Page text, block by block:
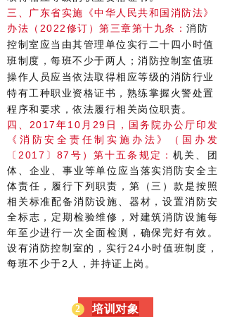
三、广东省实施《中华人民共和国消防法》
办法（2022修订）第三章第十九条： 消防
控制室应当由其管理单位实行二十四小时值
班制度，每班不少于两人；消防控制室值班
操作人员应当依法取得相应等级的消防行业
特有工种职业资格证书，熟练掌握火警处置
程序和要求，依法履行相关岗位职责。
四、2017年10月29日，国务院办公厅印发
《消防安全责任制实施办法》（国办发
〔2017〕87号）第十五条规定：机关、团
体、企业、事业等单位应当落实消防安全主
体责任，履行下列职责，第（三）款是按照
相关标准配备消防设施、器材，设置消防安
全标志，定期检验维修，对建筑消防设施每
年至少进行一次全面检测，确保完好有效。
设有消防控制室的，实行24小时值班制度，
每班不少于2人，并持证上岗。
2 培训对象